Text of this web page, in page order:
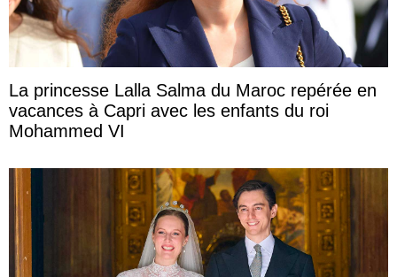
La princesse Lalla Salma du Maroc repérée en
vacances à Capri avec les enfants du roi
Mohammed VI